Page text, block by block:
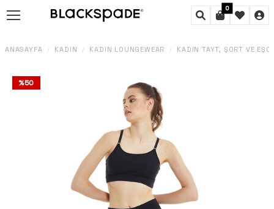
0
ANASAYFA / KADIN / KADIN LOUNGEWEAR / KADIN TAYT, ŞORT VE
%50